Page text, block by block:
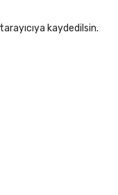
kaydedilsin.